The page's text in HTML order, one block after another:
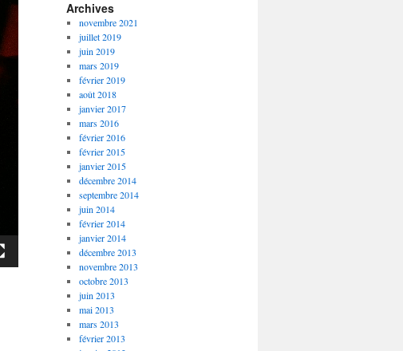
Archives
novembre 2021
juillet 2019
juin 2019
mars 2019
février 2019
août 2018
janvier 2017
mars 2016
février 2016
février 2015
janvier 2015
décembre 2014
septembre 2014
juin 2014
février 2014
janvier 2014
décembre 2013
novembre 2013
octobre 2013
juin 2013
mai 2013
mars 2013
février 2013